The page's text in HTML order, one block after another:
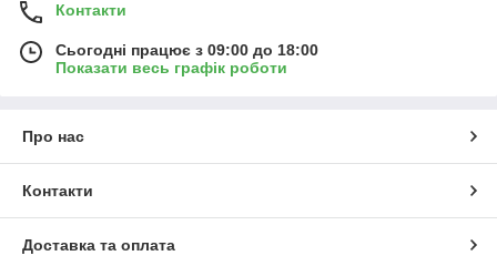
Контакти
Сьогодні працює з 09:00 до 18:00
Показати весь графік роботи
Про нас
Контакти
Доставка та оплата